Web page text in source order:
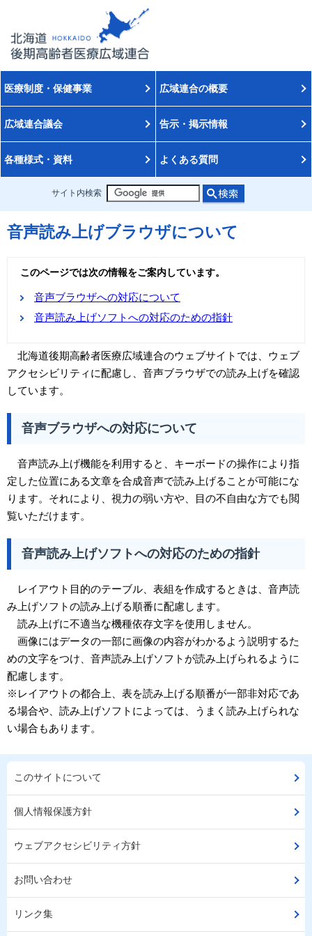
医療制度・保健事業 広域連合の概要
広域連合議会 告示・掲示情報
各種様式・資料 よくある質問
サイト内検索
音声読み上げブラウザについて
このページでは次の情報をご案内しています。
音声ブラウザへの対応について
音声読み上げソフトへの対応のための指針
北海道後期高齢者医療広域連合のウェブサイトでは、ウェブ
アクセシビリティに配慮し、音声ブラウザでの読み上げを確認
しています。
音声ブラウザへの対応について
音声読み上げ機能を利用すると、キーボードの操作により指
定した位置にある文章を合成音声で読み上げることが可能にな
ります。それにより、視力の弱い方や、目の不自由な方でも閲
覧いただけます。
音声読み上げソフトへの対応のための指針
レイアウト目的のテーブル、表組を作成するときは、音声読
み上げソフトの読み上げる順番に配慮します。
読み上げに不適当な機種依存文字を使用しません。
画像にはデータの一部に画像の内容がわかるよう説明するた
めの文字をつけ、音声読み上げソフトが読み上げられるように
配慮します。
※レイアウトの都合上、表を読み上げる順番が一部非対応であ
る場合や、読み上げソフトによっては、うまく読み上げられな
い場合もあります。
このサイトについて
個人情報保護方針
ウェブアクセシビリティ方針
お問い合わせ
リンク集